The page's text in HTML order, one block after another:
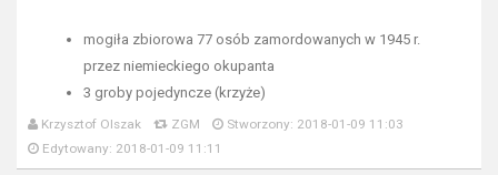
mogiła zbiorowa 77 osób zamordowanych w 1945 r.
przez niemieckiego okupanta
3 groby pojedyncze (krzyże)
Krzysztof Olszak ZGM
Stworzony: 2018-01-09 11:03
Edytowany: 2018-01-09 11:11